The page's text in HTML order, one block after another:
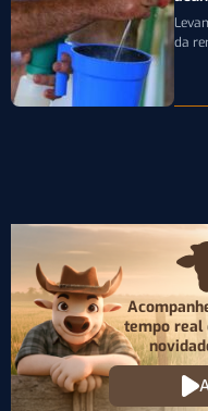
da
tempo real